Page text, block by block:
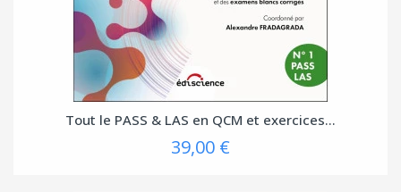
Tout le PASS & LAS en QCM et exercices...
39,00 €